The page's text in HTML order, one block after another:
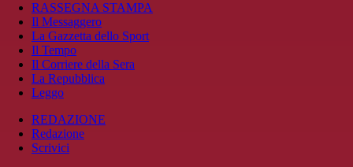
RASSEGNA STAMPA
Il Messaggero
La Gazzetta dello Sport
Il Tempo
Il Corriere della Sera
La Repubblica
Leggo
REDAZIONE
Redazione
Scrivici